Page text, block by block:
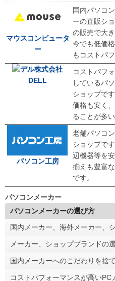
マウスコンピュータ
ー
国内パソコ
ーの直販シ
の販売で大
今でも低価
もコストパ
DELL
コストパフ
しているパ
ショップで
価格も安く
ることが多い
パソコン工房
老舗パソコ
ショップで
辺機器等を
揃えも豊富
です。
パソコンメーカー
パソコンメーカーの選び方
国内メーカー、海外メーカー、
メーカー、ショップブランドの
国内メーカーへのこだわりを捨
コストパフォーマンスが高い